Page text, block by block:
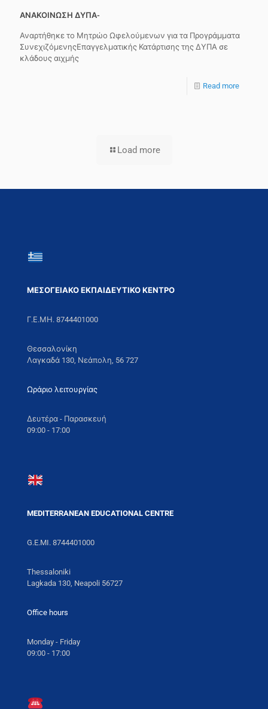
ΑΝΑΚΟΙΝΩΣΗ ΔΥΠΑ-
Αναρτήθηκε το Μητρώο Ωφελούμενων για τα Προγράμματα
ΣυνεχιζόμενηςΕπαγγελματικής Κατάρτισης της ΔΥΠΑ σε
κλάδους αιχμής
Read more
Load more
ΜΕΣΟΓΕΙΑΚΟ ΕΚΠΑΙΔΕΥΤΙΚΟ ΚΕΝΤΡΟ
Γ.Ε.ΜΗ. 8744401000
Θεσσαλονίκη
Λαγκαδά 130, Νεάπολη, 56 727
Ωράριο λειτουργίας
Δευτέρα - Παρασκευή
09:00 - 17:00
MEDITERRANEAN EDUCATIONAL CENTRE
G.E.MI. 8744401000
Thessaloniki
Lagkada 130, Neapoli 56727
Office hours
Monday - Friday
09:00 - 17:00